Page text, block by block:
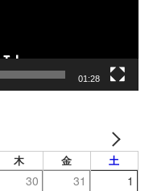
01:28
木 金 土
30 31 1